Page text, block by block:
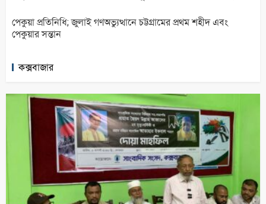
পেকুয়া প্রতিনিধি; জুলাই গণঅভ্যুত্থানে চট্টগ্রামের প্রথম শহীদ এবং
পেকুয়ার সন্তান
কক্সবাজার